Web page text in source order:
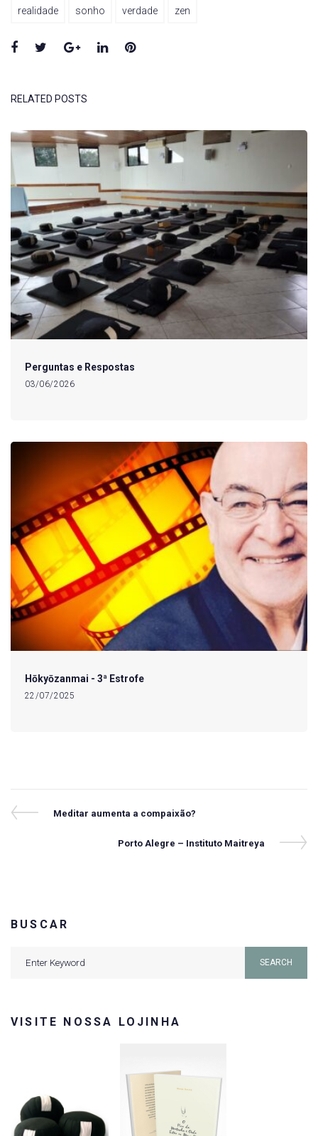
realidade sonho verdade zen
Facebook
TwitterGoogle+LinkedInPinterest
RELATED POSTS
Perguntas e Respostas
03/06/2026
Hōkyōzanmai - 3ª Estrofe
22/07/2025
Navegação
Previous
Meditar aumenta a compaixão?
Next
Porto Alegre – Instituto Maitreya
BUSCAR
SEARCH
VISITE NOSSA LOJINHA